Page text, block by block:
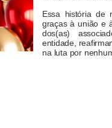
Essa história de
graças à união e
dos(as)
entidade,
na luta por